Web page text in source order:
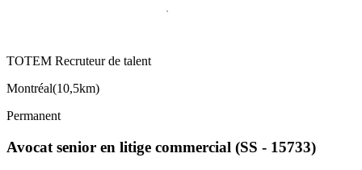
TOTEM Recruteur de talent
Montréal(10,5km)
Permanent
Avocat senior en litige commercial (SS - 15733)